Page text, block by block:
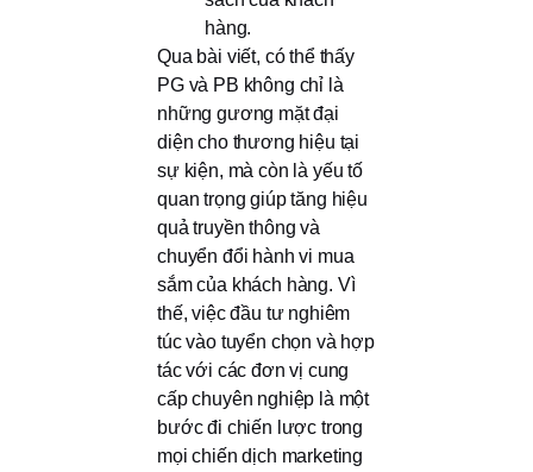
hàng.
Qua bài viết, có thể thấy
PG và PB không chỉ là
những gương mặt đại
diện cho thương hiệu tại
sự kiện, mà còn là yếu tố
quan trọng giúp tăng hiệu
quả truyền thông và
chuyển đổi hành vi mua
sắm của khách hàng. Vì
thế, việc đầu tư nghiêm
túc vào tuyển chọn và hợp
tác với các đơn vị cung
cấp chuyên nghiệp là một
bước đi chiến lược trong
mọi chiến dịch marketing